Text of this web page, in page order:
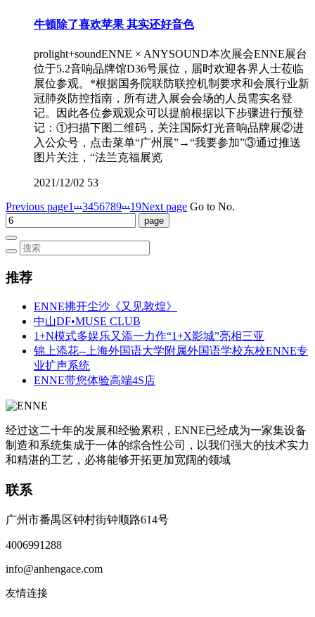
牛顿除了喜欢苹果 其实还好音色
prolight+soundENNE × ANYSOUND本次展会ENNE展台
位于5.2音响品牌馆D36号展位，届时欢迎各界人士莅临
展位参观。*根据国务院联防联控机制要求和会展行业新
冠肺炎防控指南，所有进入展会会场的人员需实名登
记。因此各位参观观众可以提前根据以下步骤进行预登
记：①扫描下图二维码，关注国际灯光音响品牌展②进
入公众号，点击菜单“广州展”→“我要参加”③通过推送
图片关注，“法兰克福展览
2021/12/02 53
Previous page1...3456789...19Next page Go to No.
推荐
ENNE拂开尘沙《又见敦煌》
中山DF•MUSE CLUB
1+N模式多娱乐又添一力作“1+X影城”亮相三亚
锦上添花--上海外国语大学附属外国语学校东校ENNE专
业扩声系统
ENNE带您体验高端4S店
经过这二十年的发展和经验累积，ENNE已经成为一家集设备
制造和系统集成于一体的综合性公司，以我们强大的技术实力
和精湛的工艺，必将能够开拓更加宽阔的领域
联系
广州市番禺区钟村街钟顺路614号
4006991288
info@anhengace.com
友情连接